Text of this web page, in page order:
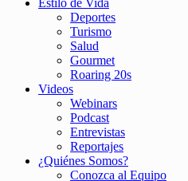
Estilo de Vida
Deportes
Turismo
Salud
Gourmet
Roaring 20s
Videos
Webinars
Podcast
Entrevistas
Reportajes
¿Quiénes Somos?
Conozca al Equipo